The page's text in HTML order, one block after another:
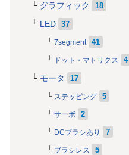
グラフィック 18
LED 37
7segment 41
ドット・マトリクス 4
モータ 17
ステッピング 5
サーボ 2
DCブラシあり 7
ブラシレス 5